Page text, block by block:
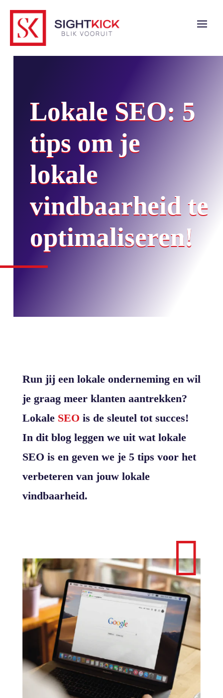
Lokale SEO: 5
tips om je
lokale
vindbaarheid te
optimaliseren!
Run jij een lokale onderneming en wil
je graag meer klanten aantrekken?
Lokale SEO is de sleutel tot succes!
In dit blog leggen we uit wat lokale
SEO is en geven we je 5 tips voor het
verbeteren van jouw lokale
vindbaarheid.
